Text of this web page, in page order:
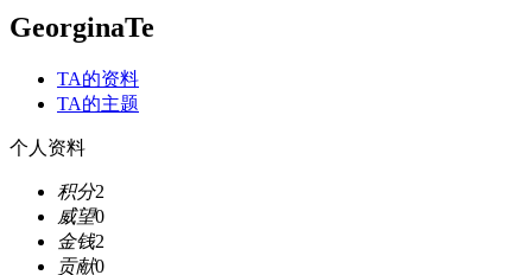
GeorginaTe
TA的资料
TA的主题
个人资料
积分2
威望0
金钱2
贡献0